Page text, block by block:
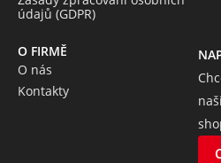
údajů (GDPR)
O FIRMĚ
O nás
Kontakty